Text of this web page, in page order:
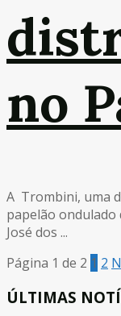
no
A Trombini, uma
papelão ondulado
José dos ...
Página 1 de 2 1 2
ÚLTIMAS